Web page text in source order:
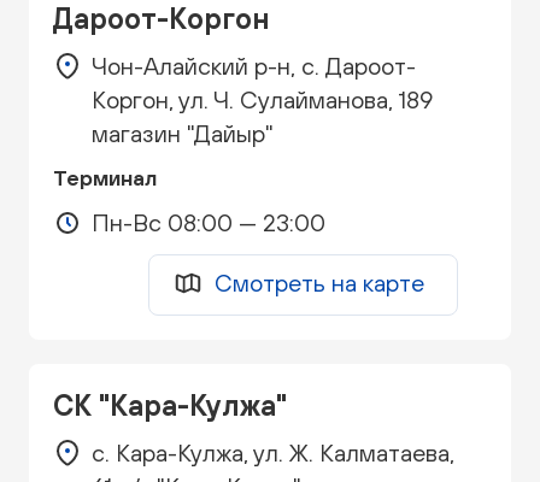
Дароот-Коргон
Чон-Алайский р-н, с. Дароот-
Коргон, ул. Ч. Сулайманова, 189
магазин "Дайыр"
Терминал
Пн-Вс 08:00 — 23:00
Смотреть на карте
СК "Кара-Кулжа"
с. Кара-Кулжа, ул. Ж. Калматаева,